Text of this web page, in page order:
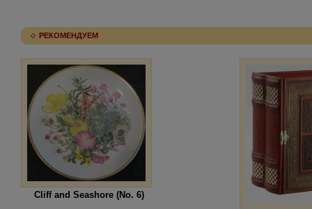
РЕКОМЕНДУЕМ
Cliff and Seashore (No. 6)